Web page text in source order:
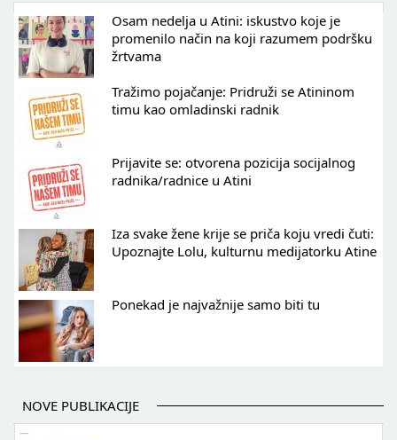
Osam nedelja u Atini: iskustvo koje je
promenilo način na koji razumem podršku
žrtvama
Tražimo pojačanje: Pridruži se Atininom
timu kao omladinski radnik
Prijavite se: otvorena pozicija socijalnog
radnika/radnice u Atini
Iza svake žene krije se priča koju vredi čuti:
Upoznajte Lolu, kulturnu medijatorku Atine
Ponekad je najvažnije samo biti tu
NOVE PUBLIKACIJE